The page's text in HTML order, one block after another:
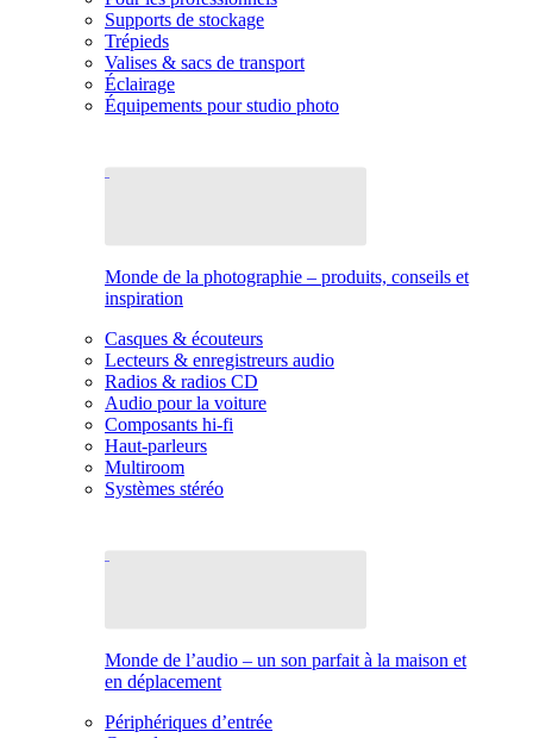
Supports de stockage
Trépieds
Valises & sacs de transport
Éclairage
Équipements pour studio photo
Monde de la photographie – produits, conseils et
inspiration
Casques & écouteurs
Lecteurs & enregistreurs audio
Radios & radios CD
Audio pour la voiture
Composants hi-fi
Haut-parleurs
Multiroom
Systèmes stéréo
Monde de l’audio – un son parfait à la maison et
en déplacement
Périphériques d’entrée